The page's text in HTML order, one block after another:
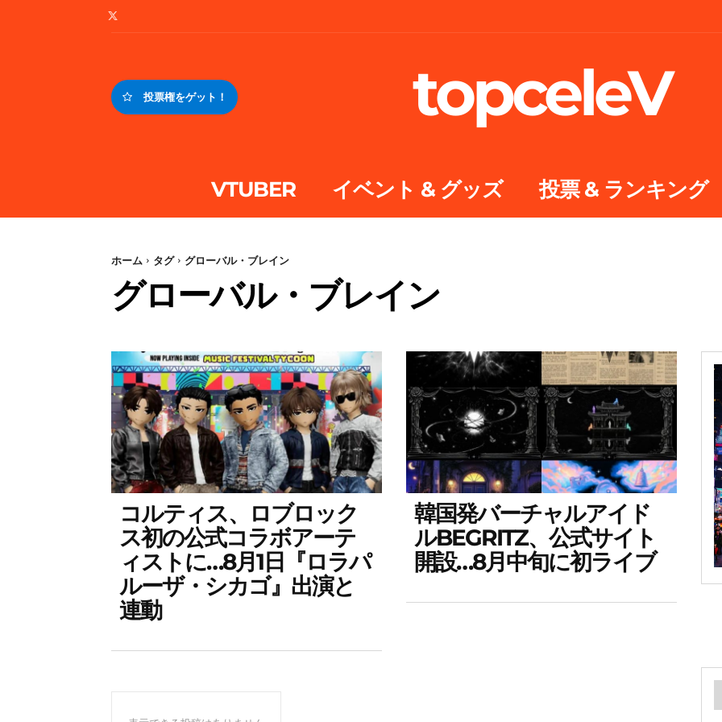
投票権をゲット！ topceleV
VTUBER イベント & グッズ 投票 & ランキング
ホーム タグ グローバル・ブレイン
グローバル・ブレイン
コルティス、ロブロック
ス初の公式コラボアーテ
ィストに…8月1日『ロラパ
ルーザ・シカゴ』出演と
連動
韓国発バーチャルアイド
ルBEGRITZ、公式サイト
開設…8月中旬に初ライブ